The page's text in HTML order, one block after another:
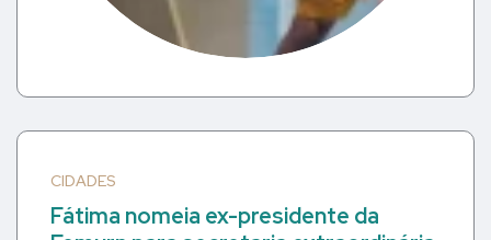
CIDADES
Fátima nomeia ex-presidente da